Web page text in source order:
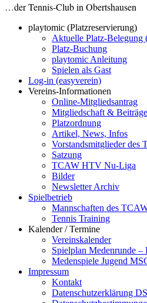
…der Tennis-Club in Obertshausen
playtomic (Platzreservierung)
Aktuelle Platz-Belegung
Platz-Buchung
playtomic Anleitung
Spielen als Gast
Log-in (easyverein)
Vereins-Informationen
Online-Mitgliedsantrag
Mitgliedschaft & Beiträge
Platzordnung
Artikel, News, Infos
Vorstandsmitglieder des
Satzung
TCAW HTV Nu-Liga
Bilder
Newsletter Archiv
Spielbetrieb
Mannschaften des
Tennis Training
Kalender / Termine
Vereinskalender
Spielplan Medenrunde
Medenspiele Jugend
Impressum
Kontakt
Datenschutzerklärung